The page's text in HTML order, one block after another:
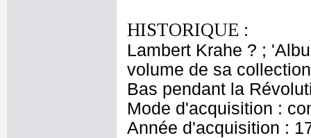
HISTORIQUE :
Lambert Krahe ? ;
volume de sa
Bas pendant la
Mode d'acquisition :
Année d'acquisition :